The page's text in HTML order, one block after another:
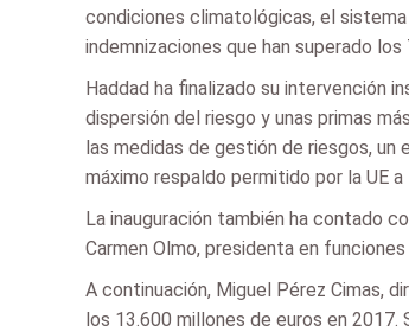
condiciones climatológicas, el
indemnizaciones que han superado
Haddad ha finalizado su intervención
dispersión del riesgo y unas primas
las medidas de gestión de riesgos,
máximo respaldo permitido por la UE
La inauguración también ha contado
Carmen Olmo, presidenta en
A continuación, Miguel Pérez Cimas,
los 13.600 millones de euros en 2017.